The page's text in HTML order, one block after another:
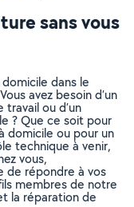
sans vous
dans le
avez besoin d’un
ou d’un
? Que ce soit pour
domicile ou pour un
technique à venir,
vous,
de répondre à vos
membres de notre
la réparation de